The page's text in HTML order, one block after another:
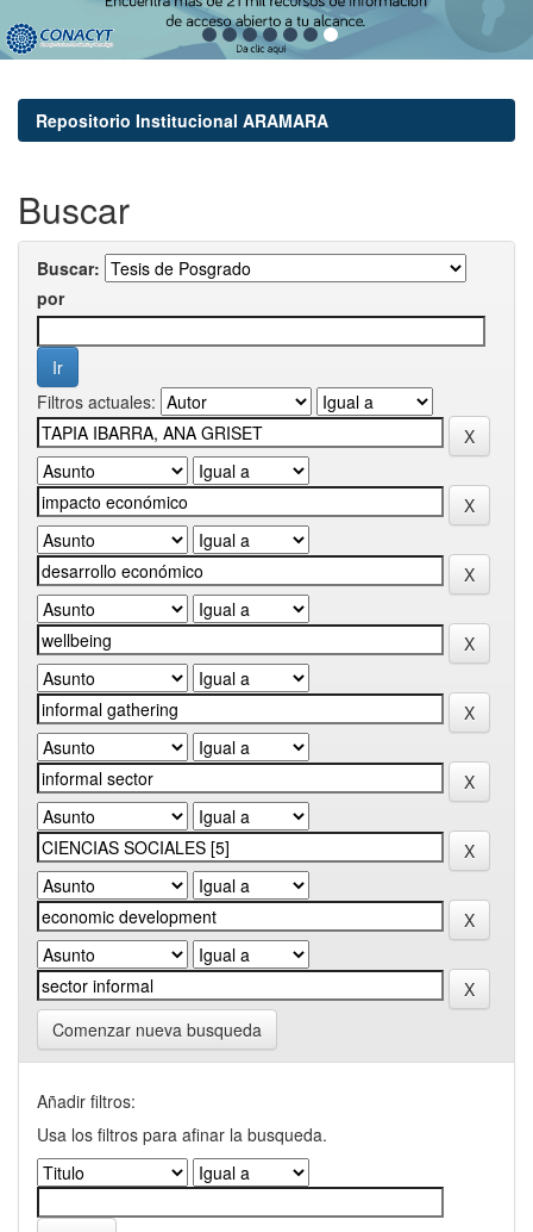
Repositorio Institucional ARAMARA
Buscar
Buscar:
por
Filtros actuales:
Comenzar nueva busqueda
Añadir filtros:
Usa los filtros para afinar la busqueda.